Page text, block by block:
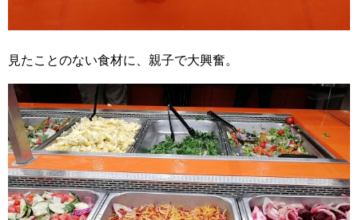
見たことのない食材に、親子で大興奮。